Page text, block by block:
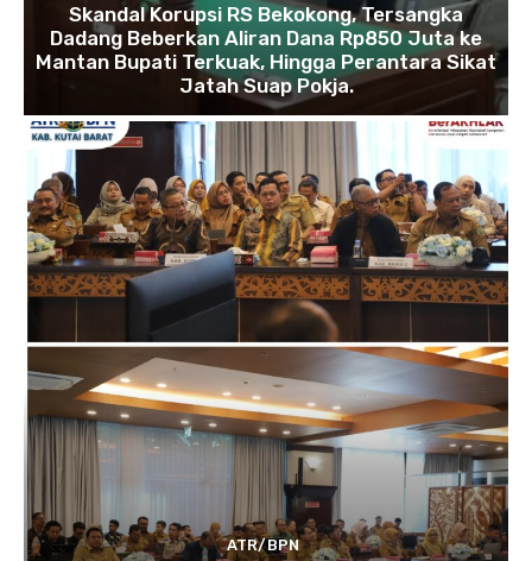
Skandal Korupsi RS Bekokong, Tersangka
Dadang Beberkan Aliran Dana Rp850 Juta ke
Mantan Bupati Terkuak, Hingga Perantara Sikat
Jatah Suap Pokja.
ATR/BPN